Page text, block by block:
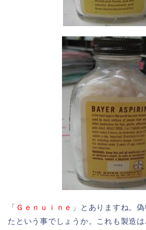
「 Ｇｅｎｕｉｎｅ 」とありますね。
たという事でしょうか。これも製造